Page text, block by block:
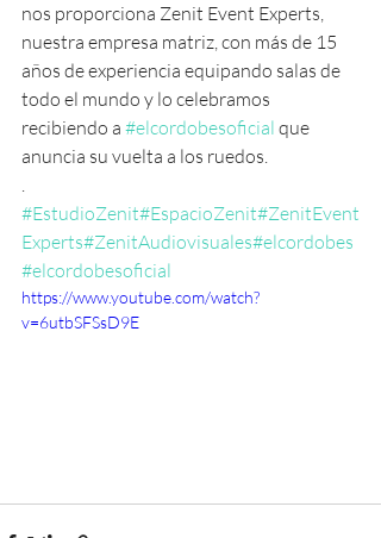
nos proporciona Zenit Event Experts,
nuestra empresa matriz, con más de 15
años de experiencia equipando salas de
todo el mundo y lo celebramos
recibiendo a #elcordobesoficial que
anuncia su vuelta a los ruedos.
.
#EstudioZenit#EspacioZenit#ZenitEvent
Experts#ZenitAudiovisuales#elcordobes
#elcordobesoficial
https://www.youtube.com/watch?
v=6utbSFSsD9E